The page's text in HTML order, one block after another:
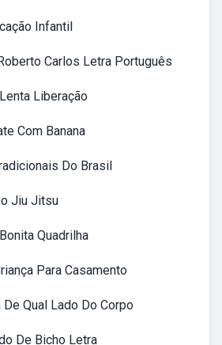
Infantil
Carlos Letra Português
Liberação
Com Banana
Do Brasil
Jiu Jitsu
Quadrilha
Para Casamento
Qual Lado Do Corpo
De Bicho Letra